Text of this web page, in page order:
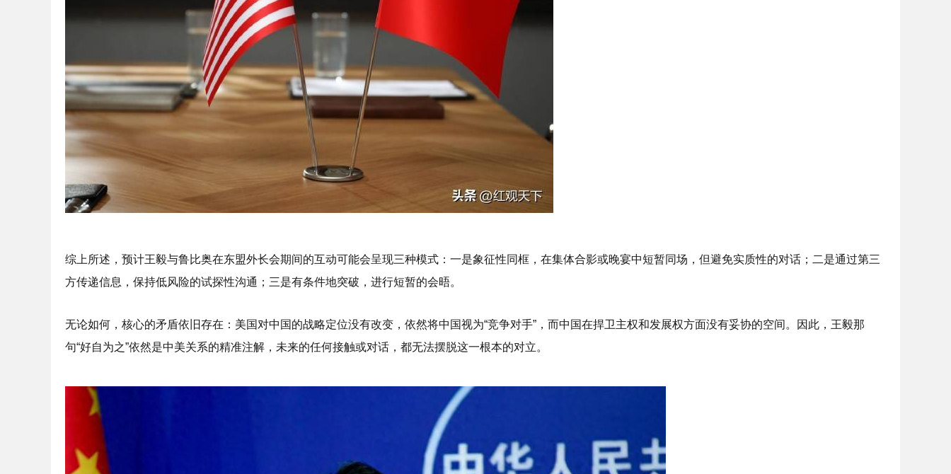
综上所述，预计王毅与鲁比奥在东盟外长会期间的互动可能会呈现三种模式：一是象征性同框，在集体合影或晚宴中短暂同场，但避免实质性的对话；二是通过第三
方传递信息，保持低风险的试探性沟通；三是有条件地突破，进行短暂的会晤。
无论如何，核心的矛盾依旧存在：美国对中国的战略定位没有改变，依然将中国视为“竞争对手”，而中国在捍卫主权和发展权方面没有妥协的空间。因此，王毅那
句“好自为之”依然是中美关系的精准注解，未来的任何接触或对话，都无法摆脱这一根本的对立。